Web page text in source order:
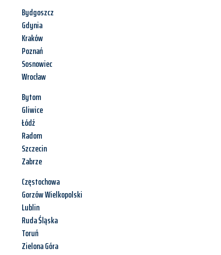
Bydgoszcz
Gdynia
Kraków
Poznań
Sosnowiec
Wrocław
Bytom
Gliwice
Łódź
Radom
Szczecin
Zabrze
Częstochowa
Gorzów Wielkopolski
Lublin
Ruda Śląska
Toruń
Zielona Góra